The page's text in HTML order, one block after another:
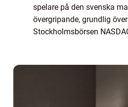
spelare på den svenska
övergripande, grundlig
Stockholmsbörsen